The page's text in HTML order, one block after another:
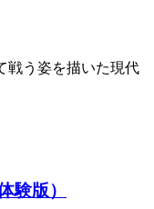
戦う姿を描いた現代
験版）